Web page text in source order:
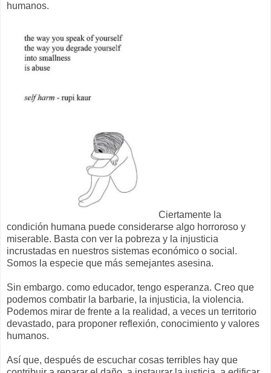
humanos.
Ciertamente la
condición humana puede considerarse algo horroroso y
miserable. Basta con ver la pobreza y la injusticia
incrustadas en nuestros sistemas económico o social.
Somos la especie que más semejantes asesina.
Sin embargo. como educador, tengo esperanza. Creo que
podemos combatir la barbarie, la injusticia, la violencia.
Podemos mirar de frente a la realidad, a veces un territorio
devastado, para proponer reflexión, conocimiento y valores
humanos.
Así que, después de escuchar cosas terribles hay que